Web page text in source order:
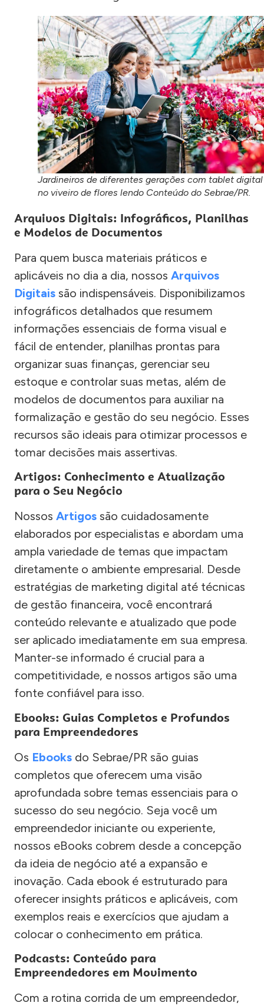
Jardineiros de diferentes gerações com tablet digital
no viveiro de flores lendo Conteúdo do Sebrae/PR.
Arquivos Digitais: Infográficos, Planilhas
e Modelos de Documentos
Para quem busca materiais práticos e
aplicáveis no dia a dia, nossos Arquivos
Digitais são indispensáveis. Disponibilizamos
infográficos detalhados que resumem
informações essenciais de forma visual e
fácil de entender, planilhas prontas para
organizar suas finanças, gerenciar seu
estoque e controlar suas metas, além de
modelos de documentos para auxiliar na
formalização e gestão do seu negócio. Esses
recursos são ideais para otimizar processos e
tomar decisões mais assertivas.
Artigos: Conhecimento e Atualização
para o Seu Negócio
Nossos Artigos são cuidadosamente
elaborados por especialistas e abordam uma
ampla variedade de temas que impactam
diretamente o ambiente empresarial. Desde
estratégias de marketing digital até técnicas
de gestão financeira, você encontrará
conteúdo relevante e atualizado que pode
ser aplicado imediatamente em sua empresa.
Manter-se informado é crucial para a
competitividade, e nossos artigos são uma
fonte confiável para isso.
Ebooks: Guias Completos e Profundos
para Empreendedores
Os Ebooks do Sebrae/PR são guias
completos que oferecem uma visão
aprofundada sobre temas essenciais para o
sucesso do seu negócio. Seja você um
empreendedor iniciante ou experiente,
nossos eBooks cobrem desde a concepção
da ideia de negócio até a expansão e
inovação. Cada ebook é estruturado para
oferecer insights práticos e aplicáveis, com
exemplos reais e exercícios que ajudam a
colocar o conhecimento em prática.
Podcasts: Conteúdo para
Empreendedores em Movimento
Com a rotina corrida de um empreendedor,